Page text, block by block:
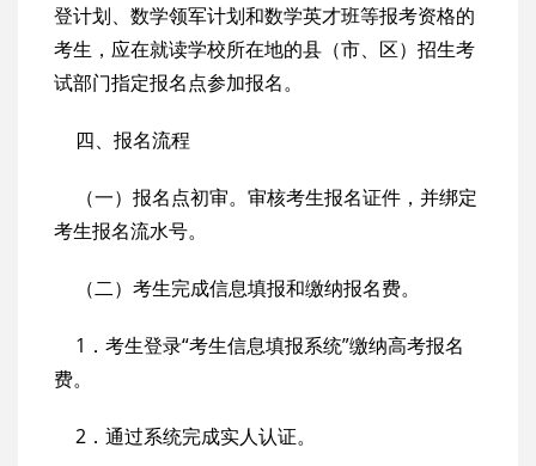
登计划、数学领军计划和数学英才班等报考资格的
考生，应在就读学校所在地的县（市、区）招生考
试部门指定报名点参加报名。
四、报名流程
（一）报名点初审。审核考生报名证件，并绑定
考生报名流水号。
（二）考生完成信息填报和缴纳报名费。
1．考生登录“考生信息填报系统”缴纳高考报名
费。
2．通过系统完成实人认证。